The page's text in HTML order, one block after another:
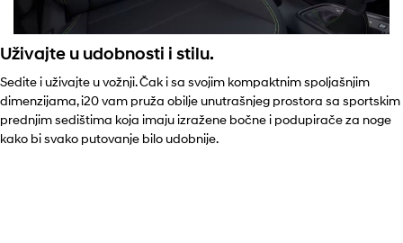
Uživajte u udobnosti i stilu.
Sedite i uživajte u vožnji. Čak i sa svojim kompaktnim spoljašnjim
dimenzijama, i20 vam pruža obilje unutrašnjeg prostora sa sportskim
prednjim sedištima koja imaju izražene bočne i podupirače za noge
kako bi svako putovanje bilo udobnije.